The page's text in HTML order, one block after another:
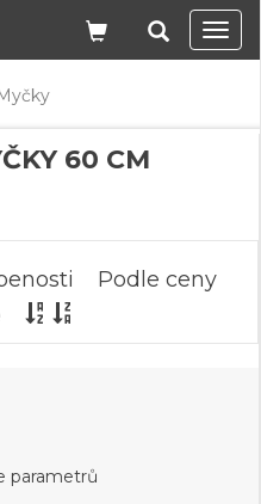
60 CM
Podle ceny
parametrů